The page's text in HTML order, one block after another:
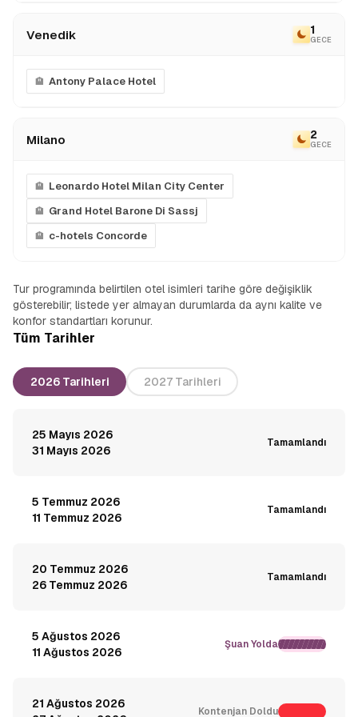
Venedik 1
GECE
Antony Palace Hotel
Milano 2
GECE
Leonardo Hotel Milan City Center
Grand Hotel Barone Di Sassj
c-hotels Concorde
Tur programında belirtilen otel isimleri tarihe göre değişiklik
gösterebilir; listede yer almayan durumlarda da aynı kalite ve
konfor standartları korunur.
Tüm Tarihler
2026 Tarihleri 2027 Tarihleri
25 Mayıs 2026
31 Mayıs 2026
Tamamlandı
5 Temmuz 2026
11 Temmuz 2026
Tamamlandı
20 Temmuz 2026
26 Temmuz 2026
Tamamlandı
5 Ağustos 2026
11 Ağustos 2026
Şuan Yolda
21 Ağustos 2026
Kontenjan Doldu